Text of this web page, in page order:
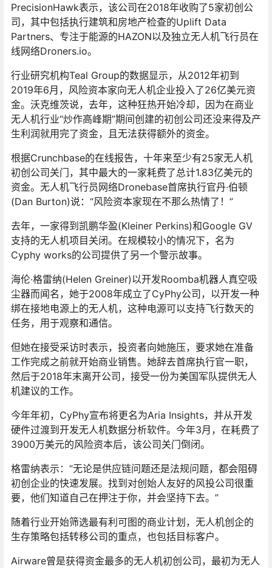
PrecisionHawk表示，该公司在2018年收购了5家初创公
司，其中包括执行建筑和房地产检查的Uplift Data
Partners、专注于能源的HAZON以及独立无人机飞行员在
线网络Droners.io。
行业研究机构Teal Group的数据显示，从2012年初到
2019年6月，风险资本家向无人机企业投入了26亿美元资
金。沃克维茨说，去年，这种狂热开始冷却，因为在商业
无人机行业“炒作高峰期”期间创建的初创公司还没来得及产
生利润就用完了资金，且无法获得额外的资金。
根据Crunchbase的在线报告，十年来至少有25家无人机
初创公司关门，其中最大的一家耗费了总计1.83亿美元的
资金。无人机飞行员网络Dronebase首席执行官丹·伯顿
(Dan Burton)说：“风险资本家现在不那么热情了！”
去年，一家得到凯鹏华盈(Kleiner Perkins)和Google GV
支持的无人机项目关闭。在规模较小的情况下，名为
Cyphy works的公司提供了另一个警示故事。
海伦·格雷纳(Helen Greiner)以开发Roomba机器人真空吸
尘器而闻名，她于2008年成立了CyPhy公司，以开发一种
绑在接地电源上的无人机，这种电源可以支持飞行数天的
任务，用于观察和通信。
但她在接受采访时表示，投资者向她施压，要求她在准备
工作完成之前就开始商业销售。她辞去首席执行官一职，
然后于2018年末离开公司，接受一份为美国军队提供无人
机建议的工作。
今年年初，CyPhy宣布将更名为Aria Insights，并从开发
硬件过渡到开发无人机数据分析软件。今年3月，在耗费了
3900万美元的风险资本后，该公司关门倒闭。
格雷纳表示：“无论是供应链问题还是法规问题，都会阻碍
初创企业的快速发展。找到对创始人友好的风投公司很重
要，他们知道自己在押注于你，并会坚持下去。”
随着行业开始筛选最有利可图的商业计划，无人机创企的
生存策略包括转移公司的重点，也包括目标客户。
Airware曾是获得资金最多的无人机初创公司，最初为无人